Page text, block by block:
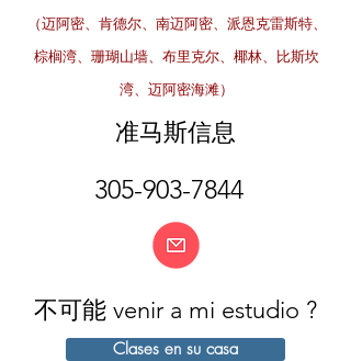
（迈阿密、肯德尔、南迈阿密、派恩克雷斯特、
棕榈湾、珊瑚山墙、布里克尔、椰林、比斯坎
湾、迈阿密海滩）
准马斯信息
305-903-7844
不可能 venir a mi estudio ?
Clases en su casa